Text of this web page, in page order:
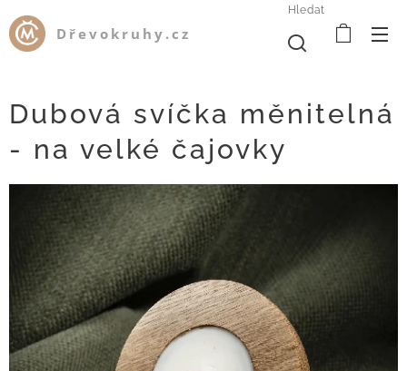
Dřevokruhy.cz
Hledat
Dubová svíčka měnitelná
- na velké čajovky